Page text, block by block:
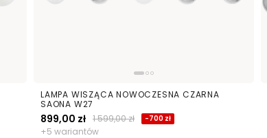
LAMPA WISZĄCA NOWOCZESNA CZARNA
SAONA W27
899,00 zł 1 599,00 zł -700 zł
+5 wariantów